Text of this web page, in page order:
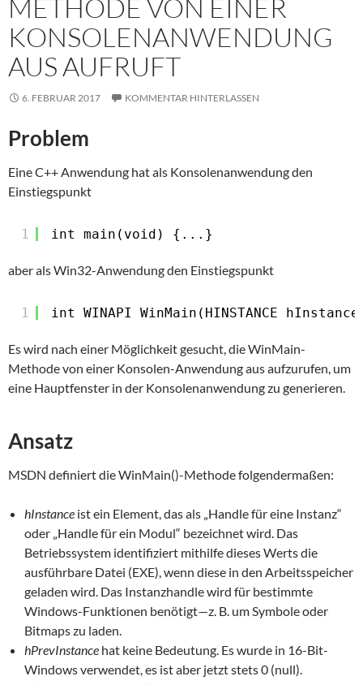
METHODE VON EINER
KONSOLENANWENDUNG
AUS AUFRUFT
6. FEBRUAR 2017 KOMMENTAR HINTERLASSEN
Problem
Eine C++ Anwendung hat als Konsolenanwendung den
Einstiegspunkt
1 int main(void) {...}
aber als Win32-Anwendung den Einstiegspunkt
1 int WINAPI WinMain(HINSTANCE
Es wird nach einer Möglichkeit gesucht, die WinMain-
Methode von einer Konsolen-Anwendung aus aufzurufen, um
eine Hauptfenster in der Konsolenanwendung zu generieren.
Ansatz
MSDN definiert die WinMain()-Methode folgendermaßen:
hInstance ist ein Element, das als „Handle für eine Instanz“
oder „Handle für ein Modul“ bezeichnet wird. Das
Betriebssystem identifiziert mithilfe dieses Werts die
ausführbare Datei (EXE), wenn diese in den Arbeitsspeicher
geladen wird. Das Instanzhandle wird für bestimmte
Windows-Funktionen benötigt—z. B. um Symbole oder
Bitmaps zu laden.
hPrevInstance hat keine Bedeutung. Es wurde in 16-Bit-
Windows verwendet, es ist aber jetzt stets 0 (null).